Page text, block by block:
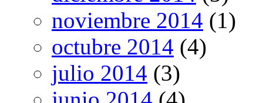
noviembre 2014 (1)
octubre 2014 (4)
julio 2014 (3)